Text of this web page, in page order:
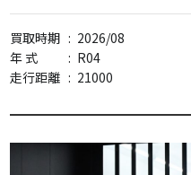
買取時期 : 2026/08
年 式
: R04
走行距離 : 21000